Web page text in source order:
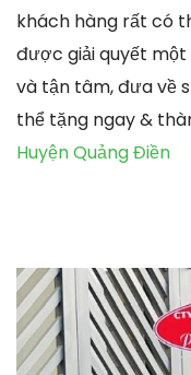
khách hàng rất có
được giải quyết
và tận tâm, đưa về
thể tặng ngay &
Huyện Quảng Điền